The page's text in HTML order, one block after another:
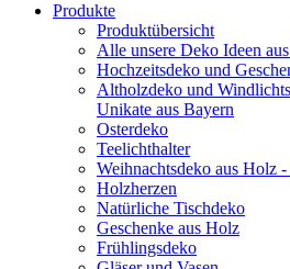
Produkte
Produktübersicht
Alle unsere Deko Ideen
Hochzeitsdeko und
Altholzdeko und
Unikate aus Bayern
Osterdeko
Teelichthalter
Weihnachts­deko aus Holz
Holzherzen
Natürliche Tischdeko
Geschenke aus Holz
Frühlingsdeko